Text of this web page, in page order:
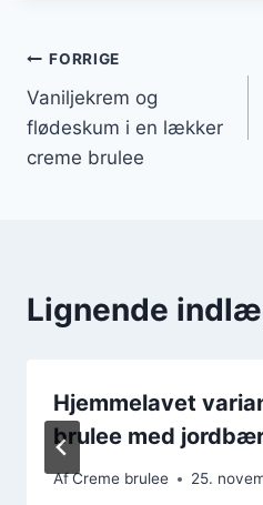
FORRIGE
Vaniljekrem og
flødeskum i en lækker
creme brulee
Lignende
Hjemmelavet
brulee med
AfCreme brulee 25.